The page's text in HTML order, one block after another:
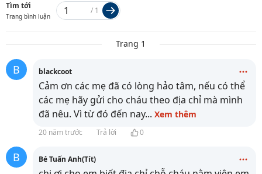
Tìm tới
Trang bình luận
/ 1
Trang 1
B blackcoot
Cảm ơn các mẹ đã có lòng hảo tâm, nếu có thể
các mẹ hãy gửi cho cháu theo địa chỉ mà mình
đã nêu. Vì từ đó đến nay... Xem thêm
20 năm trước Trả lời 0
B Bé Tuấn Anh(Tít)